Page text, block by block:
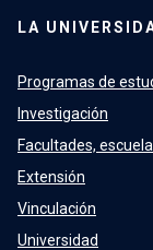
LA
Programas de
Investigación
Facultades,
Extensión
Vinculación
Universidad